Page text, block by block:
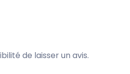
de laisser un avis.